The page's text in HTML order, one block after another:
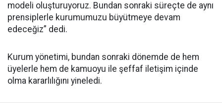
modeli oluşturuyoruz. Bundan sonraki süreçte de aynı
prensiplerle kurumumuzu büyütmeye devam
edeceğiz” dedi.
Kurum yönetimi, bundan sonraki dönemde de hem
üyelerle hem de kamuoyu ile şeffaf iletişim içinde
olma kararlılığını yineledi.